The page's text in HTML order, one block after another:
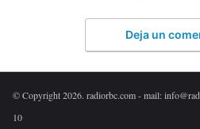
Deja un
© Copyright 2026. radiorbc.com - mail:
10